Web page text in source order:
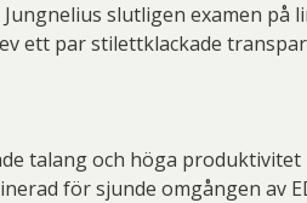
Jungnelius slutligen examen
ett par stilettklackade
talang och höga
för sjunde omgången av